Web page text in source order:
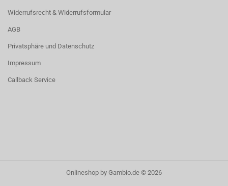
Widerrufsrecht & Widerrufsformular
AGB
Privatsphäre und Datenschutz
Impressum
Callback Service
Onlineshop by Gambio.de © 2026